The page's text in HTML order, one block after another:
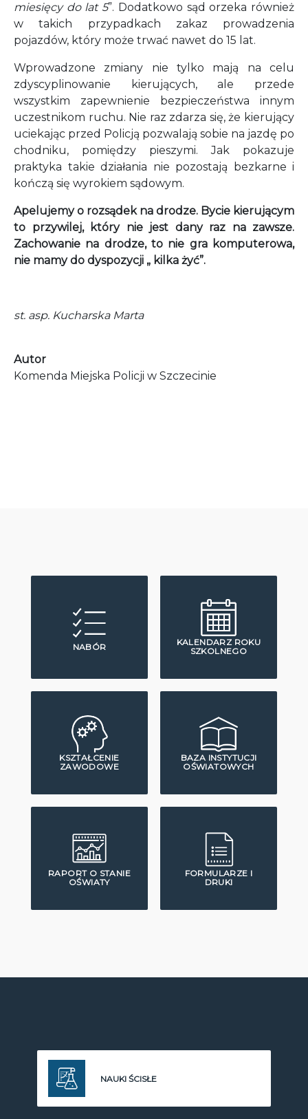
miesięcy do lat 5”. Dodatkowo sąd orzeka również
w takich przypadkach zakaz prowadzenia
pojazdów, który może trwać nawet do 15 lat.
Wprowadzone zmiany nie tylko mają na celu
zdyscyplinowanie kierujących, ale przede
wszystkim zapewnienie bezpieczeństwa innym
uczestnikom ruchu. Nie raz zdarza się, że kierujący
uciekając przed Policją pozwalają sobie na jazdę po
chodniku, pomiędzy pieszymi. Jak pokazuje
praktyka takie działania nie pozostają bezkarne i
kończą się wyrokiem sądowym.
Apelujemy o rozsądek na drodze. Bycie kierującym
to przywilej, który nie jest dany raz na zawsze.
Zachowanie na drodze, to nie gra komputerowa,
nie mamy do dyspozycji „ kilka żyć”.
st. asp. Kucharska Marta
Autor
Komenda Miejska Policji w Szczecinie
NABÓR
KALENDARZ ROKU
SZKOLNEGO
KSZTAŁCENIE
ZAWODOWE
BAZA INSTYTUCJI
OŚWIATOWYCH
RAPORT O STANIE
OŚWIATY
FORMULARZE I
DRUKI
NAUKI ŚCISŁE